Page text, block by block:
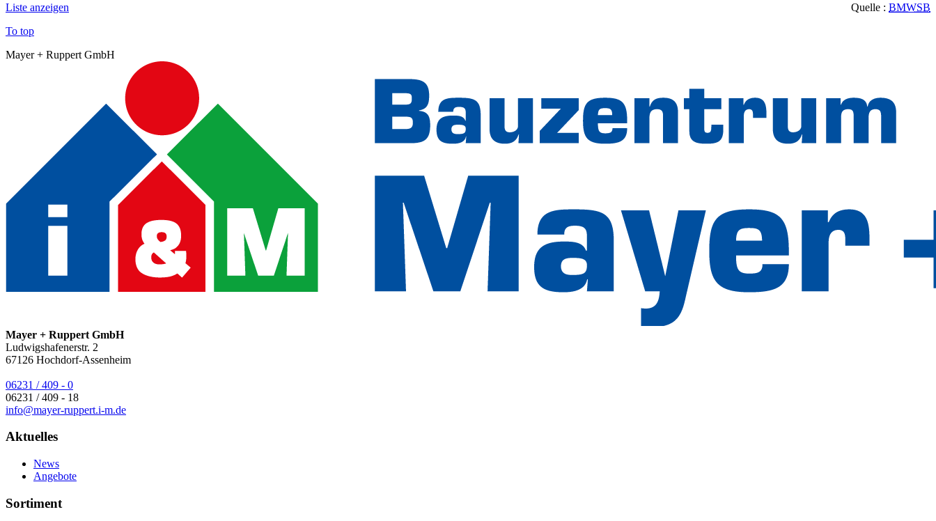
Quelle : BMWSB
Liste anzeigen
To top
Mayer + Ruppert GmbH
Mayer + Ruppert GmbH
Ludwigshafenerstr. 2
67126 Hochdorf-Assenheim
06231 / 409 - 0
06231 / 409 - 18
info@mayer-ruppert.i-m.de
Aktuelles
News
Angebote
Sortiment